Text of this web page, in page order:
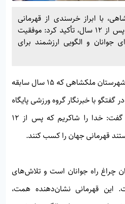
با ابراز خرسندی از قهرمانی
تیم ملی کشتی آزاد ایران پس از ۱۲ سال، تأکید کرد: موفقیت
جوانان و الگویی ارزشمند برای
علی کرمی، کشتی‌گیر ساکن شهرستان ملکشاهی که ۱۵ سال سابقه
با خبرنگار گروه ورزشی پایگاه
، گفت: خدا را شاکریم که پس از ۱۲
قهرمانی جهان را کسب کنند.
چراغ راه جوانان است و تلاش‌های
این قهرمانی نشان‌دهنده همت،